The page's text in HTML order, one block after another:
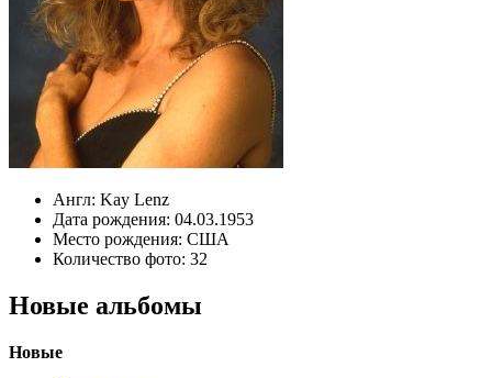
Англ: Kay Lenz
Дата рождения: 04.03.1953
Место рождения: США
Количество фото: 32
Новые альбомы
Новые